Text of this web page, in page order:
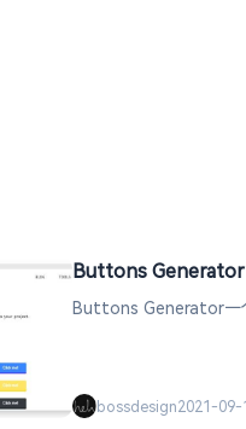
Buttons Generator
Buttons Generator一
bossdesign2021-09-